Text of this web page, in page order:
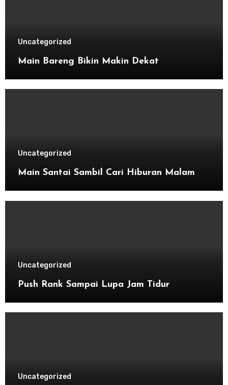
Uncategorized
Main Bareng Bikin Makin Dekat
Uncategorized
Main Santai Sambil Cari Hiburan Malam
Uncategorized
Push Rank Sampai Lupa Jam Tidur
Uncategorized